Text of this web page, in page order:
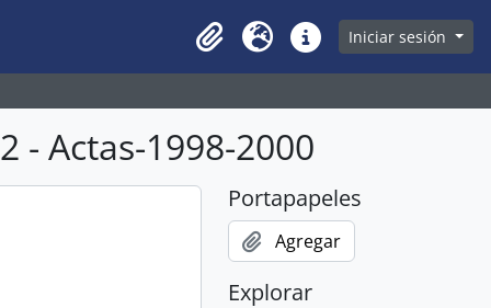
Clipboard
Idioma Enlaces rápidos
Iniciar sesión
- Actas-1998-2000
Portapapeles
Agregar
Explorar